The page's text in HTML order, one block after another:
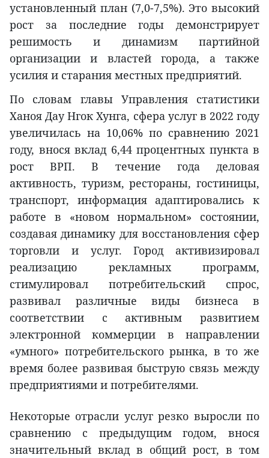
установленный план (7,0-7,5%). Это высокий
рост за последние годы демонстрирует
решимость и динамизм партийной
организации и властей города, а также
усилия и старания местных предприятий.
По словам главы Управления статистики
Ханоя Дау Нгок Хунга, сфера услуг в 2022 году
увеличилась на 10,06% по сравнению 2021
году, внося вклад 6,44 процентных пункта в
рост ВРП. В течение года деловая
активность, туризм, рестораны, гостиницы,
транспорт, информация адаптировались к
работе в «новом нормальном» состоянии,
создавая динамику для восстановления сфер
торговли и услуг. Город активизировал
реализацию рекламных программ,
стимулировал потребительский спрос,
развивал различные виды бизнеса в
соответствии с активным развитием
электронной коммерции в направлении
«умного» потребительского рынка, в то же
время более развивая быструю связь между
предприятиями и потребителями.
Некоторые отрасли услуг резко выросли по
сравнению с предыдущим годом, внося
значительный вклад в общий рост, в том